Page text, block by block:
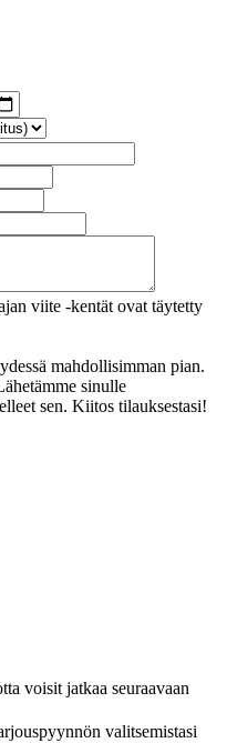
viite -kentät ovat täytetty
mahdollisimman pian.
sinulle
sen. Kiitos tilauksestasi!
voisit jatkaa seuraavaan
valitsemistasi